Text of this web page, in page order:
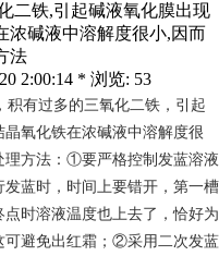
二铁,引起碱液氧化膜出现
碱液中溶解度很小,因而
法
2:00:14 * 浏览: 53
有过多的三氧化二铁，引起
氧化铁在浓碱液中溶解度很
理方法：①要严格控制发蓝溶液
蓝时，时间上要错开，第一槽
时溶液温度也上去了，恰好为
可避免出红霜；②采用二次发蓝